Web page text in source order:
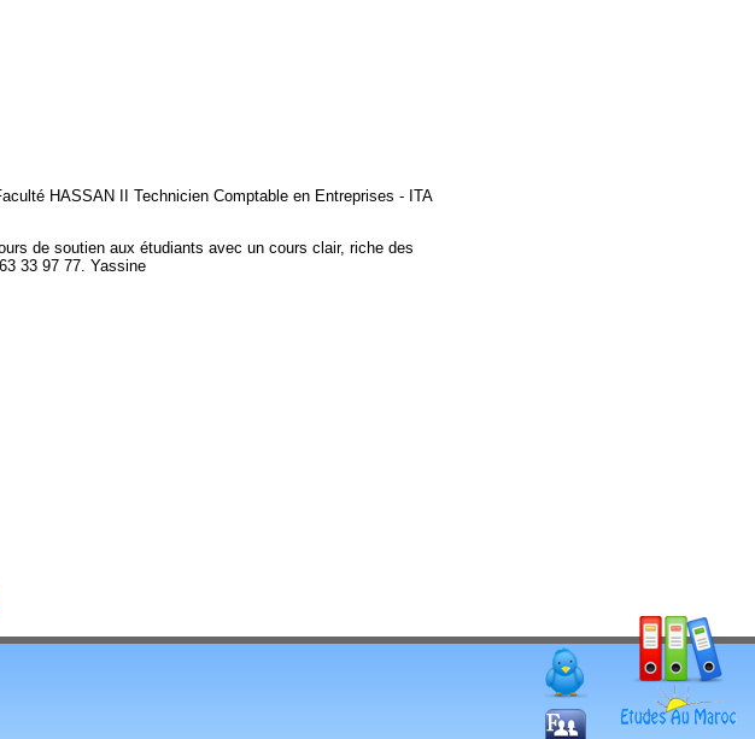
HASSAN II Technicien Comptable en Entreprises - ITA
de soutien aux étudiants avec un cours clair, riche des
33 97 77. Yassine